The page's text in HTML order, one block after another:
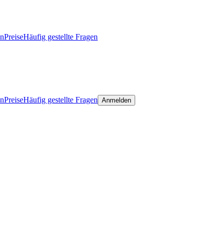
PreiseHäufig gestellte Fragen
PreiseHäufig gestellte Fragen Anmelden